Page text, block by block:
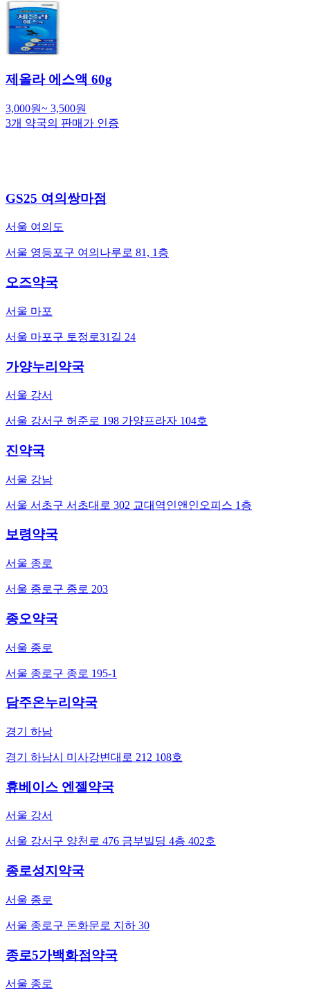
제올라 에스액 60g
3,000원~ 3,500원
3개 약국의 판매가 인증
GS25 여의쌍마점
서울 여의도
서울 영등포구 여의나루로 81, 1층
오즈약국
서울 마포
서울 마포구 토정로31길 24
가양누리약국
서울 강서
서울 강서구 허준로 198 가양프라자 104호
진약국
서울 강남
서울 서초구 서초대로 302 교대역인앤인오피스 1층
보령약국
서울 종로
서울 종로구 종로 203
종오약국
서울 종로
서울 종로구 종로 195-1
담주온누리약국
경기 하남
경기 하남시 미사강변대로 212 108호
휴베이스 엔젤약국
서울 강서
서울 강서구 양천로 476 금부빌딩 4층 402호
종로성지약국
서울 종로
서울 종로구 돈화문로 지하 30
종로5가백화점약국
서울 종로